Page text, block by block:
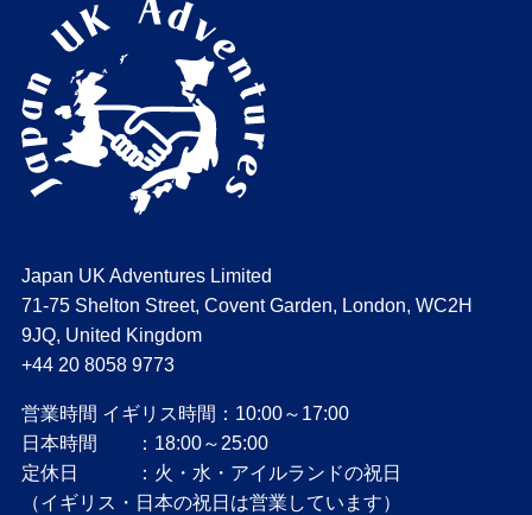
Japan UK Adventures Limited
71-75 Shelton Street, Covent Garden, London, WC2H
9JQ, United Kingdom
+44 20 8058 9773
営業時間 イギリス時間：10:00～17:00
日本時間 ：18:00～25:00
定休日 ：火・水・アイルランドの祝日
（イギリス・日本の祝日は営業しています）